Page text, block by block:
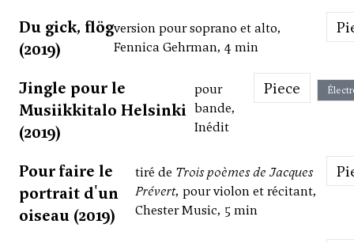
Du gick, flög
(2019)
version pour soprano et alto,
Fennica Gehrman, 4 min
Jingle pour le
Musiikkitalo Helsinki
(2019)
pour
bande,
Inédit
Piece
Pour faire le
portrait d'un
oiseau (2019)
tiré de Trois poèmes de Jacques
Prévert, pour violon et récitant,
Chester Music, 5 min